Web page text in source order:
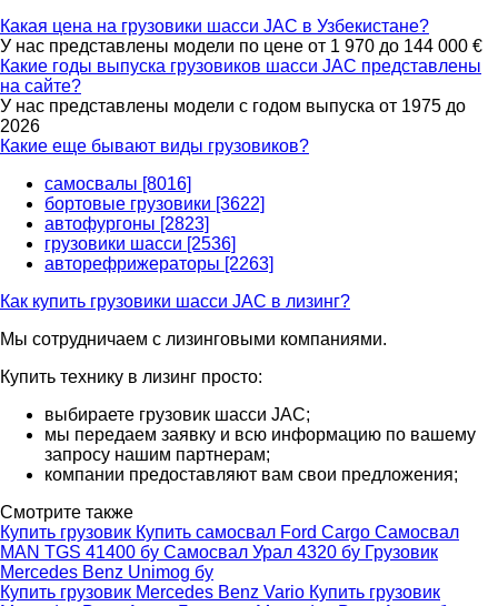
Какая цена на грузовики шасси JAC в Узбекистане?
У нас представлены модели по цене от 1 970 до 144 000 €
Какие годы выпуска грузовиков шасси JAC представлены
на сайте?
У нас представлены модели с годом выпуска от 1975 до
2026
Какие еще бывают виды грузовиков?
самосвалы [8016]
бортовые грузовики [3622]
автофургоны [2823]
грузовики шасси [2536]
авторефрижераторы [2263]
Как купить грузовики шасси JAC в лизинг?
Мы сотрудничаем с лизинговыми компаниями.
Купить технику в лизинг просто:
выбираете грузовик шасси JAC;
мы передаем заявку и всю информацию по вашему
запросу нашим партнерам;
компании предоставляют вам свои предложения;
Смотрите также
Купить грузовик Купить самосвал Ford Cargo Самосвал
MAN TGS 41400 бу Самосвал Урал 4320 бу Грузовик
Mercedes Benz Unimog бу
Купить грузовик Mercedes Benz Vario Купить грузовик